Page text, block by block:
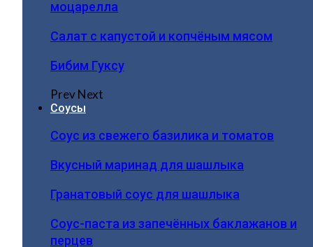
моцарелла
Салат с капустой и копчёным мясом
Бибим Гуксу
PrevNext
Соусы
Соус из свежего базилика и томатов
Вкусный маринад для шашлыка
Гранатовый соус для шашлыка
Соус-паста из запечённых баклажанов и
перцев